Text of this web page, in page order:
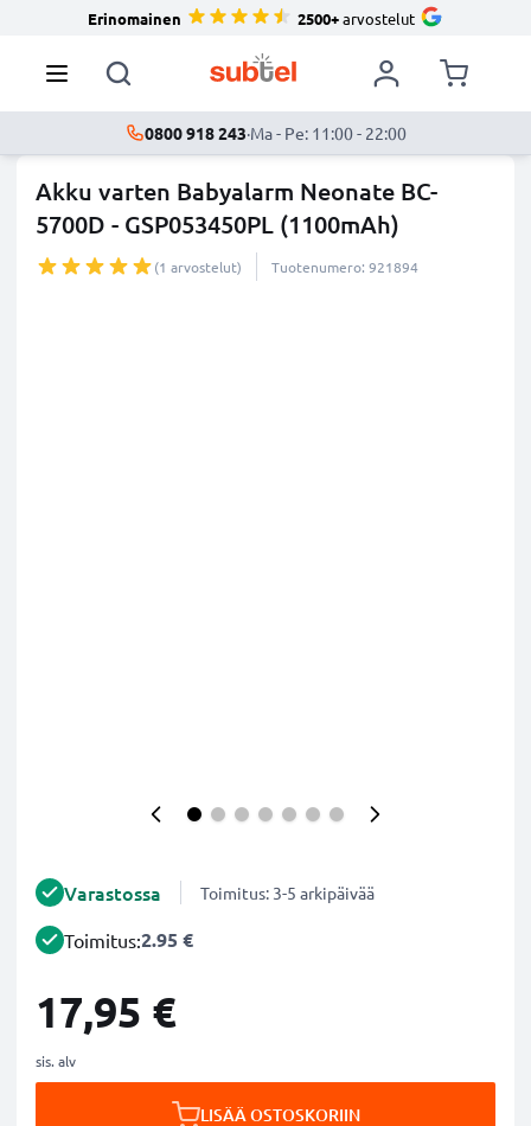
Erinomainen 2500+arvostelut
0800 918 243·Ma - Pe: 11:00 - 22:00
Akku varten Babyalarm Neonate BC-
5700D - GSP053450PL (1100mAh)
(1 arvostelut) Tuotenumero: 921894
Varastossa Toimitus: 3-5 arkipäivää
Toimitus:2.95 €
17,95 €
sis. alv
LISÄÄ OSTOSKORIIN